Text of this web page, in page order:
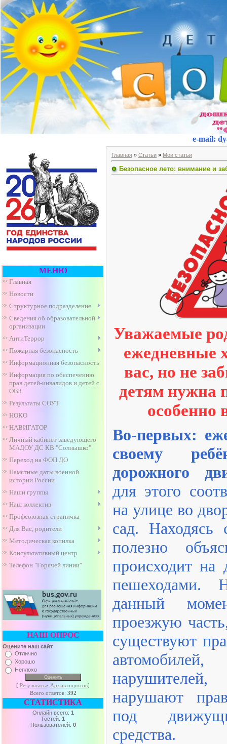
e-mail:
МЕНЮ
Главная
Новости
Структурное подразделение
Сведения об образовательной
организации
АнтиТеррор
Пожарная безопасность
Информационная безопасность
Информация по обеспечению
прав детей-инвалидов и детей с
ОВЗ
Результаты СОУТ
НОКО
НАВИГАТОР
Личный кабинет заведующего
МАДОУ ДС КВ "Солнышко"
Переход на ФОП ДО
Памятные даты военной
истории России
Наши группы
Наш коллектив
Профсоюзная страничка
Для Вас, родители
Методическая копилка
Консультативный центр
Телефон "Горячей линии"
НАШ ОПРОС
Оцените наш сайт
Отлично
Хорошо
Неплохо
[ Результаты· Архив опросов]
Всего ответов: 392
СТАТИСТИКА
Онлайн всего: 1
Гостей: 1
Пользователей: 0
Главная » Статьи » Мои статьи
Безопасное лето: внимание и
Уважаемые
ежедневные
вас, но не
детям нужна
особенно
Во-первых:
своему
дорожного
для этого
на улице во
сад.
полезно
происходит на
пешеходами.
данный
проезжую
существуют
нарушают
под
средства.